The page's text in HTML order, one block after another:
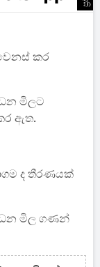
කර
මිලට
ඇත.
ද තීරණයක්
මිල ගණන්